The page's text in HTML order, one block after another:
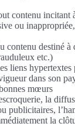
contenu incitant
ou
contenu destiné à
etc.)
liens hypertextes
dans son
mœurs
la
publicitaires,
la